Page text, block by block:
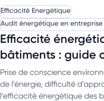
Efficacité Energétique
Audit énergétique en
Efficacité
bâtiments : guide
Prise de conscience
de l’énergie, difficulté
l’efficacité énergétique des